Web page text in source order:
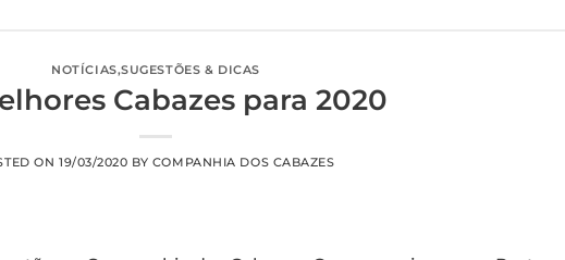
NOTÍCIAS,SUGESTÕES & DICAS
Cabazes para 2020
ON 19/03/2020 BY COMPANHIA DOS CABAZES